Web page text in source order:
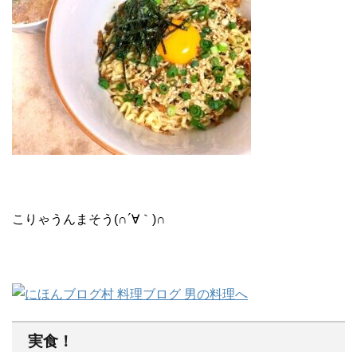
こりゃうんまそう(∩´∀｀)∩
実食！